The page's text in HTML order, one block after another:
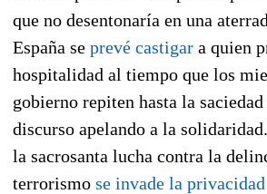
que no desentonaría en una
España se prevé castigar a quien
hospitalidad al tiempo que los
gobierno repiten hasta la
discurso apelando a la
la sacrosanta lucha contra la
terrorismo se invade la